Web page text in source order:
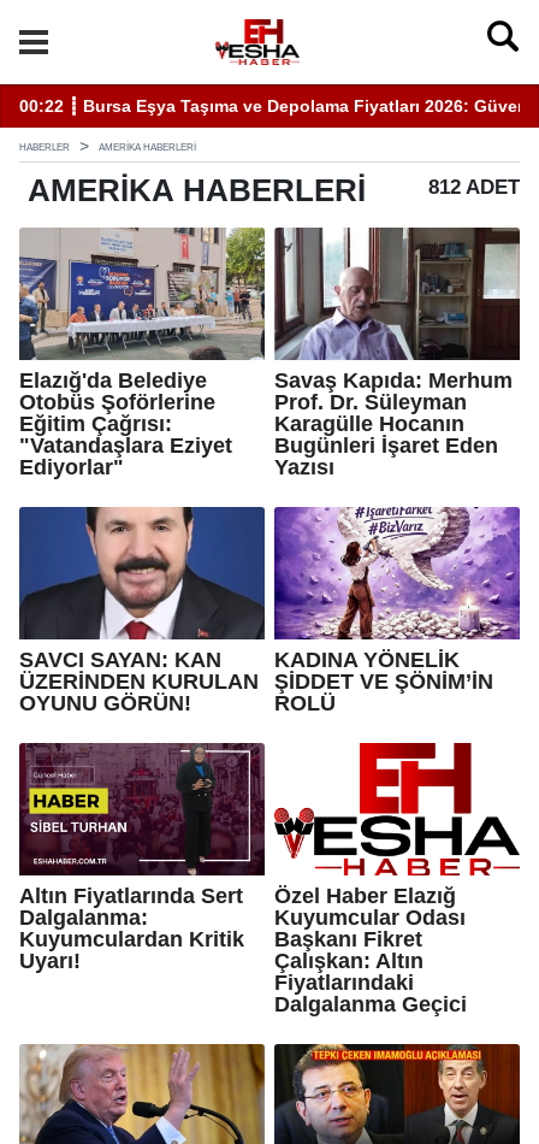
2026: Güvenli Hizmet İçin Bilinmesi Gerekenler
20:05 ┋ Semra Eyüpoğlu Zafer Partisi’nde.
HABERLER AMERIKA HABERLERI
AMERIKA HABERLERI 812 ADET
Elazığ'da Belediye
Otobüs Şoförlerine
Eğitim Çağrısı:
"Vatandaşlara Eziyet
Ediyorlar"
Savaş Kapıda: Merhum
Prof. Dr. Süleyman
Karagülle Hocanın
Bugünleri İşaret Eden
Yazısı
SAVCI SAYAN: KAN
ÜZERİNDEN KURULAN
OYUNU GÖRÜN!
KADINA YÖNELİK
ŞİDDET VE ŞÖNİM’İN
ROLÜ
Altın Fiyatlarında Sert
Dalgalanma:
Kuyumculardan Kritik
Uyarı!
Özel Haber Elazığ
Kuyumcular Odası
Başkanı Fikret
Çalışkan: Altın
Fiyatlarındaki
Dalgalanma Geçici